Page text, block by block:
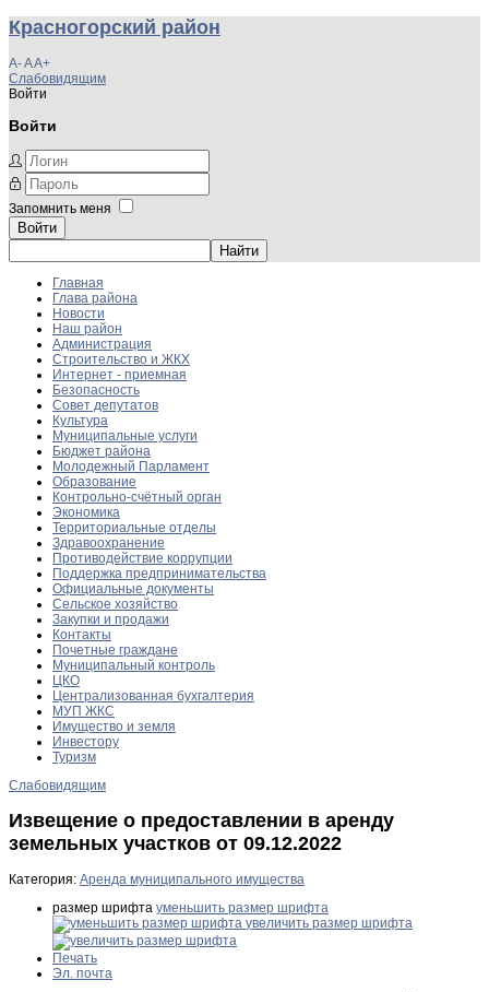
Красногорский район
A-AA+
Слабовидящим
Войти
Войти
Запомнить меня
Войти
Главная
Глава района
Новости
Наш район
Администрация
Строительство и ЖКХ
Интернет - приемная
Безопасность
Совет депутатов
Культура
Муниципальные услуги
Бюджет района
Молодежный Парламент
Образование
Контрольно-счётный орган
Экономика
Территориальные отделы
Здравоохранение
Противодействие коррупции
Поддержка предпринимательства
Официальные документы
Сельское хозяйство
Закупки и продажи
Контакты
Почетные граждане
Муниципальный контроль
ЦКО
Централизованная бухгалтерия
МУП ЖКС
Имущество и земля
Инвестору
Туризм
Слабовидящим
Извещение о предоставлении в аренду
земельных участков от 09.12.2022
Категория: Аренда муниципального имущества
размер шрифта уменьшить размер шрифта
увеличить размер шрифта
Печать
Эл. почта